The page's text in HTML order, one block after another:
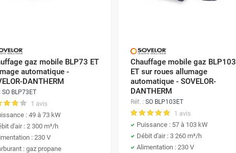
gaz mobile BLP73 ET
automatique -
DANTHERM
SO BLP73ET
1 avis
: 49 à 73 kW
d'air : 2 300 m³/h
: 230 V
: gaz propane
Chauffage mobile gaz BLP103
ET sur roues allumage
automatique - SOVELOR-
DANTHERM
Réf. : SO BLP103ET
1 avis
Puissance : 57 à 103 kW
Débit d'air : 3 260 m³/h
Alimentation : 230 V